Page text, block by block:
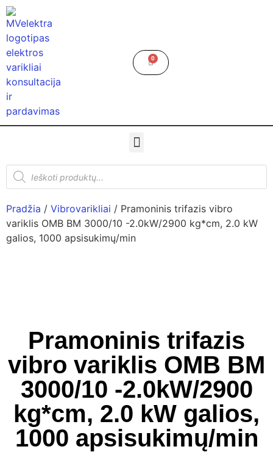
0
Pradžia / Vibrovarikliai / Pramoninis trifazis vibro
variklis OMB BM 3000/10 -2.0kW/2900 kg*cm, 2.0 kW
galios, 1000 apsisukimų/min
Pramoninis trifazis
vibro variklis OMB BM
3000/10 -2.0kW/2900
kg*cm, 2.0 kW galios,
1000 apsisukimų/min